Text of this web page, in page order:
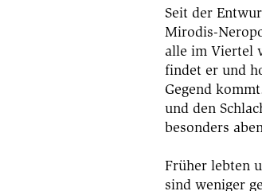
Seit der
Mirodis-
alle im Viertel
findet er und
Gegend
und den
besonders
Früher lebten
sind weniger